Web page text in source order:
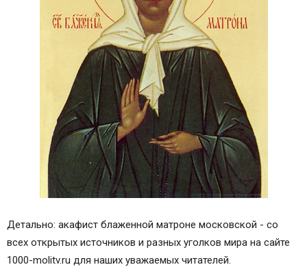
Детально: акафист блаженной матроне московской - со
всех открытых источников и разных уголков мира на сайте
1000-molitv.ru для наших уважаемых читателей.